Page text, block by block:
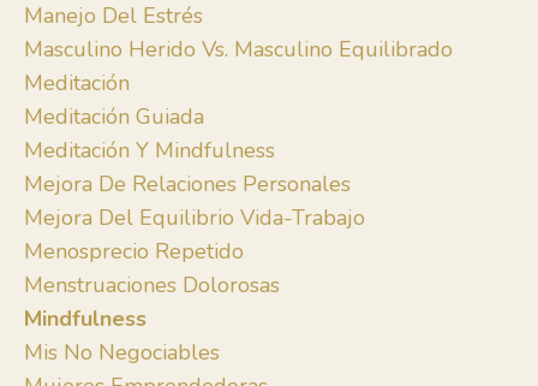
Manejo Del Estrés
Masculino Herido Vs. Masculino Equilibrado
Meditación
Meditación Guiada
Meditación Y Mindfulness
Mejora De Relaciones Personales
Mejora Del Equilibrio Vida-Trabajo
Menosprecio Repetido
Menstruaciones Dolorosas
Mindfulness
Mis No Negociables